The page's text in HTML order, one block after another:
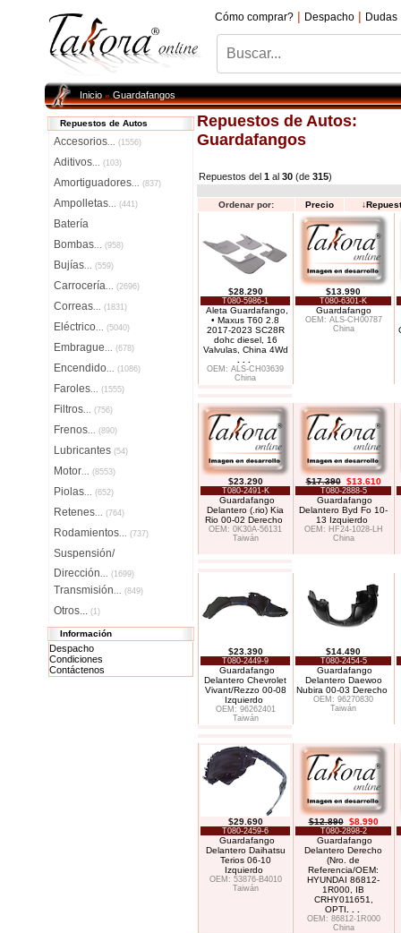
Cómo comprar? | Despacho | Dudas
Inicio»Guardafangos
Repuestos de Autos
Accesorios... (1556)
Aditivos... (103)
Amortiguadores... (837)
Ampolletas... (441)
Batería
Bombas... (958)
Bujías... (559)
Carrocería... (2696)
Correas... (1831)
Eléctrico... (5040)
Embrague... (678)
Encendido... (1086)
Faroles... (1555)
Filtros... (756)
Frenos... (890)
Lubricantes (54)
Motor... (8553)
Piolas... (652)
Retenes... (764)
Rodamientos... (737)
Suspensión/
Dirección... (1699)
Transmisión... (849)
Otros... (1)
Información
Despacho
Condiciones
Contáctenos
Repuestos de Autos:
Guardafangos
Repuestos del 1 al 30 (de 315)
Ordenar por: Precio ↓
$28.290
T080-5986-1
Aleta Guardafango,
• Maxus T60 2.8
2017-2023 SC28R
dohc diesel, 16
Valvulas, China 4Wd
OEM: ALS-CH03639
China
$13.990
T080-6301-K
Guardafango
OEM: ALS-CH00787
China
$23.290
T080-2491-K
Guardafango
Delantero (.rio) Kia
Rio 00-02 Derecho
OEM: 0K30A-56131
Taiwán
$17.390 $13.610
T080-2888-5
Guardafango
Delantero Byd Fo 10-
13 Izquierdo
OEM: HF24-1028-LH
China
$23.390
T080-2449-9
Guardafango
Delantero Chevrolet
Vivant/Rezzo 00-08
Izquierdo
OEM: 96262401
Taiwán
$14.490
T080-2454-5
Guardafango
Delantero Daewoo
Nubira 00-03 Derecho
OEM: 96270830
Taiwán
$29.690
T080-2459-6
Guardafango
Delantero Daihatsu
Terios 06-10
Izquierdo
OEM: 53876-B4010
Taiwán
$12.890 $8.990
T080-2898-2
Guardafango
Delantero Derecho
(Nro. de
Referencia/OEM:
HYUNDAI 86812-
1R000, IB
CRHY011651,
OPTI
OEM: 86812-1R000
China